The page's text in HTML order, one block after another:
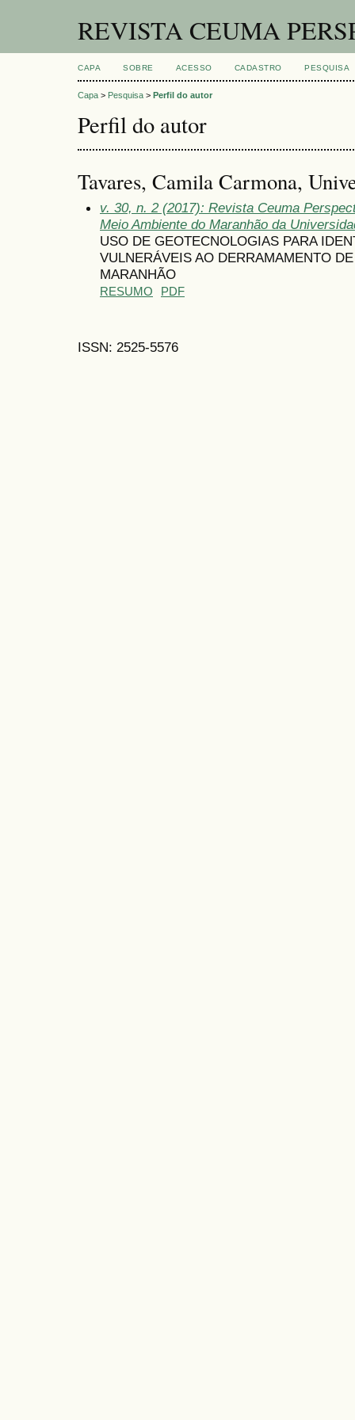
REVISTA CEUMA
CAPA SOBRE ACESSO CADASTRO PESQUISA
Capa > Pesquisa > Perfil do autor
Perfil do autor
Tavares, Camila Carmona,
v. 30, n. 2 (2017): Revista Ceuma
Meio Ambiente do Maranhão da
USO DE GEOTECNOLOGIAS PARA
VULNERÁVEIS AO DERRAMAMENTO
MARANHÃO
RESUMO PDF
ISSN: 2525-5576